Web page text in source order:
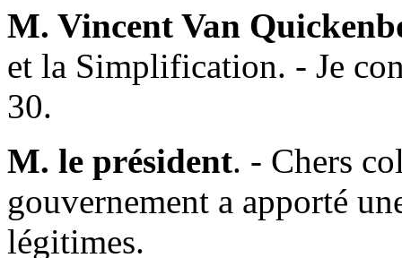
M. Vincent Van
et la Simplification. - Je
30.
M. le président. - Chers
gouvernement a apporté
légitimes.